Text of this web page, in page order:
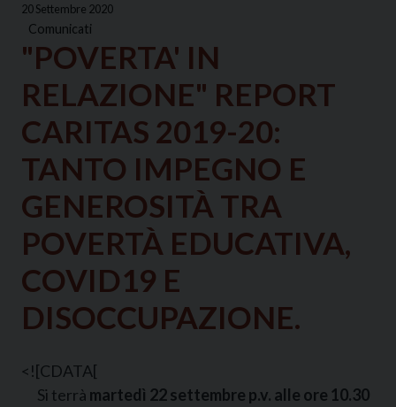
20 Settembre 2020
Comunicati
"POVERTA' IN
RELAZIONE" REPORT
CARITAS 2019-20:
TANTO IMPEGNO E
GENEROSITÀ TRA
POVERTÀ EDUCATIVA,
COVID19 E
DISOCCUPAZIONE.
<![CDATA[
Si terrà martedì 22 settembre p.v. alle ore 10.30